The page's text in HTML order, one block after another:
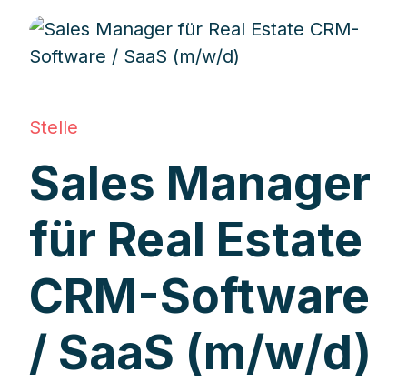
Stelle
Sales Manager
für Real Estate
CRM-Software
/ SaaS (m/w/d)